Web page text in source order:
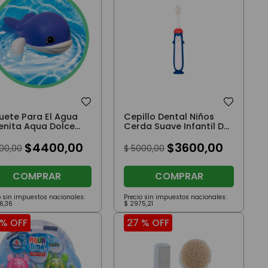
Para El Agua
Aqua Dolce
,00 $4400,00
COMPRAR
sin impuestos nacionales:
,36
Cepillo Dental Niños
Cerda Suave Infantil De
$ 5000,00 $3600,00
COMPRAR
Precio sin impuestos nacionales:
$ 2975,21
OFF 27 % OFF